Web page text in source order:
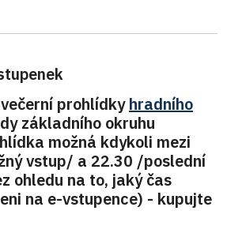
prohlídkyhradního
základního okruhu
možná kdykoli mezi
vstup/ a 22.30 /poslední
ohledu na to, jaký čas
na e-vstupence) - kupujte